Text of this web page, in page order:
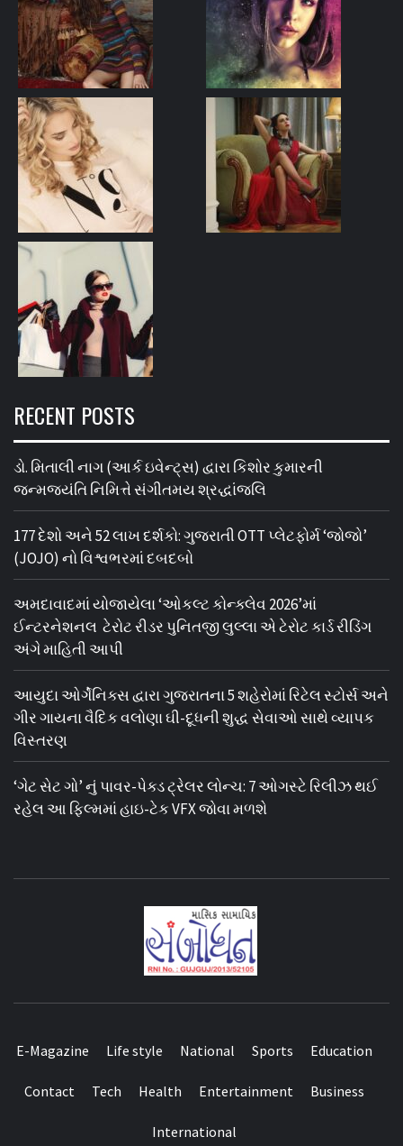
RECENT POSTS
ડો. મિતાલી નાગ (આર્ક ઇવેન્ટ્સ) દ્વારા કિશોર કુમારની
જન્મજયંતિ નિમિત્તે સંગીતમય શ્રદ્ધાંજલિ
177 દેશો અને 52 લાખ દર્શકો: ગુજરાતી OTT પ્લેટફોર્મ ‘જોજો’
(JOJO) નો વિશ્વભરમાં દબદબો
અમદાવાદમાં યોજાયેલા ‘ઓકલ્ટ કોન્ક્લેવ 2026’માં
ઈન્ટરનેશનલ ટેરોટ રીડર પુનિતજી લુલ્લા એ ટેરોટ કાર્ડ રીડિંગ
અંગે માહિતી આપી
આયુદા ઓર્ગેનિક્સ દ્વારા ગુજરાતના 5 શહેરોમાં રિટેલ સ્ટોર્સ અને
ગીર ગાયના વૈદિક વલોણા ઘી-દૂધની શુદ્ધ સેવાઓ સાથે વ્યાપક
વિસ્તરણ
‘ગેટ સેટ ગો’ નું પાવર-પેક્ડ ટ્રેલર લોન્ચ: 7 ઓગસ્ટે રિલીઝ થઈ
રહેલ આ ફિલ્મમાં હાઇ-ટેક VFX જોવા મળશે
E-Magazine Life style National Sports Education
Contact Tech Health Entertainment Business
International